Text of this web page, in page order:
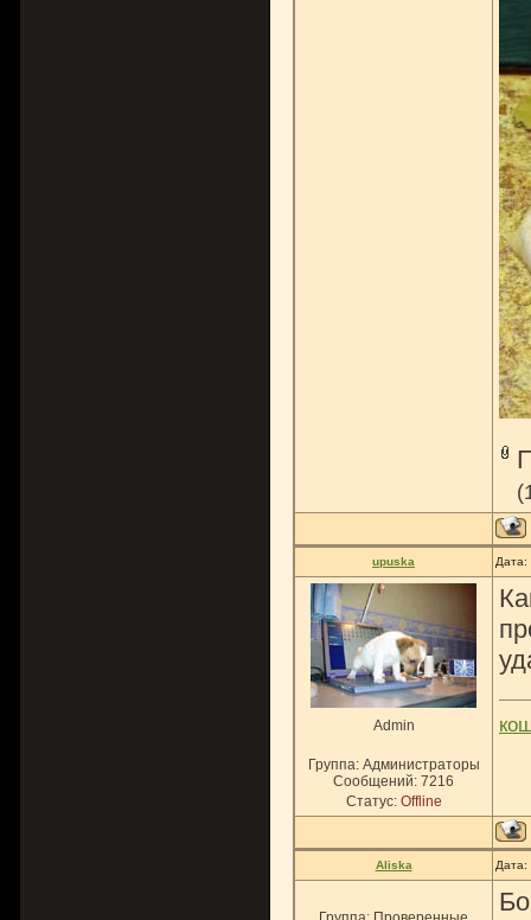
upuska
Admin
Группа: Администраторы
Сообщений: 7216
Статус: Offline
Aliska